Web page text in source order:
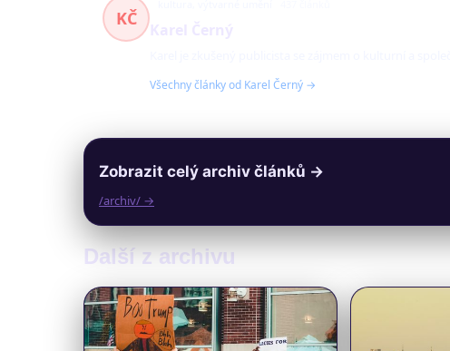
KČ
Všechny články od Karel Černý →
Zobrazit celý archiv článků →
/archiv/ →
Další z archivu